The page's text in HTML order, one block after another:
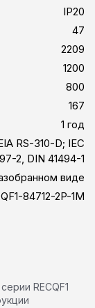
IP20
47
2209
1200
800
167
1 год
RS-310-D; IEC
2, DIN 41494-1
виде
84712-2P-1M
RECQF1